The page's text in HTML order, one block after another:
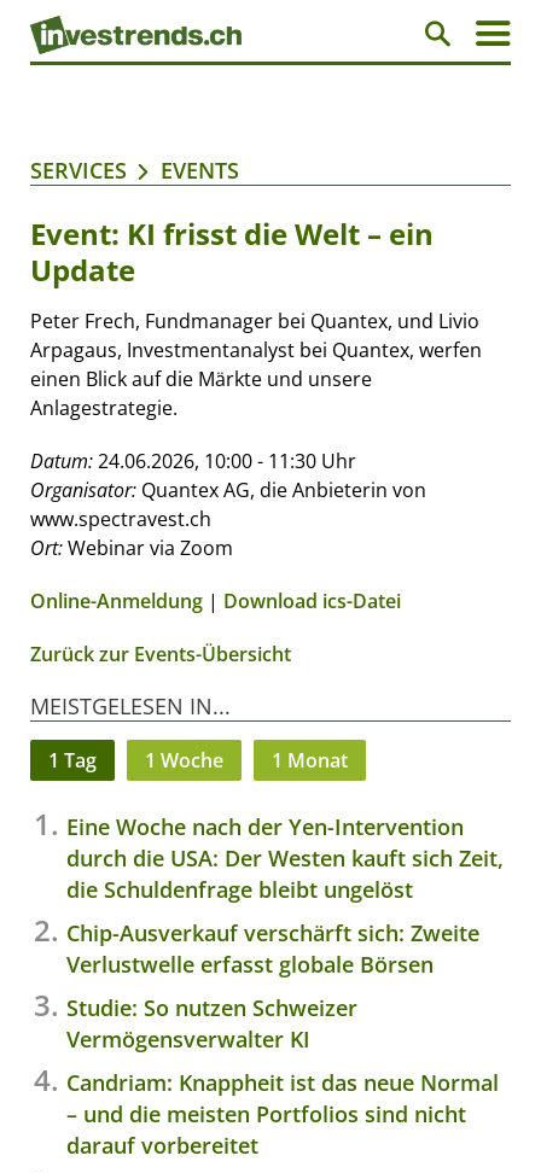
SERVICES EVENTS
Event: KI frisst die Welt – ein
Update
Peter Frech, Fundmanager bei Quantex, und Livio
Arpagaus, Investmentanalyst bei Quantex, werfen
einen Blick auf die Märkte und unsere
Anlagestrategie.
Datum:24.06.2026, 10:00 - 11:30 Uhr
Organisator: Quantex AG, die Anbieterin von
www.spectravest.ch
Ort:Webinar via Zoom
Online-Anmeldung | Download ics-Datei
Zurück zur Events-Übersicht
MEISTGELESEN IN...
1 Tag 1 Woche 1 Monat
Eine Woche nach der Yen-Intervention
durch die USA: Der Westen kauft sich Zeit,
die Schuldenfrage bleibt ungelöst
Chip-Ausverkauf verschärft sich: Zweite
Verlustwelle erfasst globale Börsen
Studie: So nutzen Schweizer
Vermögensverwalter KI
Candriam: Knappheit ist das neue Normal
– und die meisten Portfolios sind nicht
darauf vorbereitet